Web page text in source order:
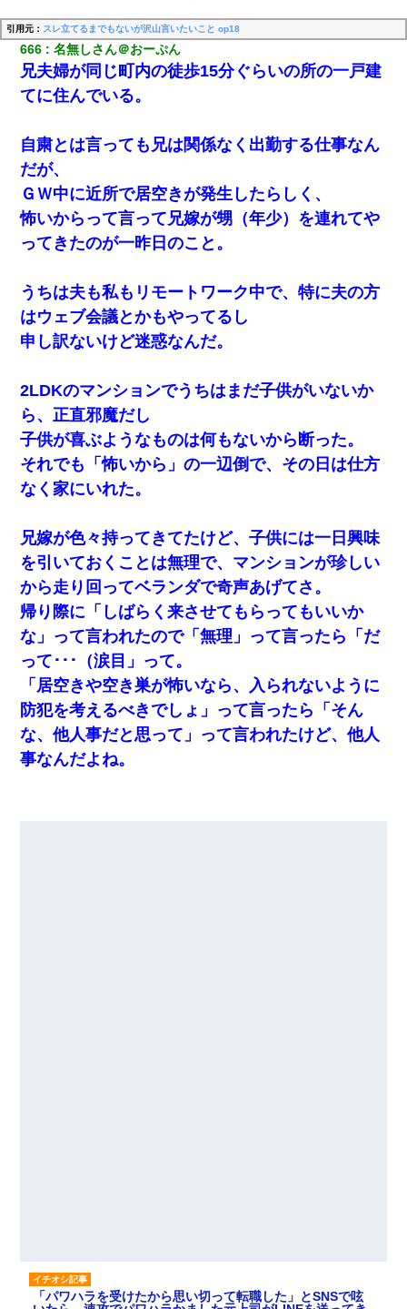
引用元： スレ立てるまでもないが沢山言いたいこと op18
666 名無しさん＠おーぷん
兄夫婦が同じ町内の徒歩15分ぐらいの所の一戸建
てに住んでいる。
自粛とは言っても兄は関係なく出勤する仕事なん
だが、
ＧＷ中に近所で居空きが発生したらしく、
怖いからって言って兄嫁が甥（年少）を連れてや
ってきたのが一昨日のこと。
うちは夫も私もリモートワーク中で、特に夫の方
はウェブ会議とかもやってるし
申し訳ないけど迷惑なんだ。
2LDKのマンションでうちはまだ子供がいないか
ら、正直邪魔だし
子供が喜ぶようなものは何もないから断った。
それでも「怖いから」の一辺倒で、その日は仕方
なく家にいれた。
兄嫁が色々持ってきてたけど、子供には一日興味
を引いておくことは無理で、マンションが珍しい
から走り回ってベランダで奇声あげてさ。
帰り際に「しばらく来させてもらってもいいか
な」って言われたので「無理」って言ったら「だ
って･･･（涙目」って。
「居空きや空き巣が怖いなら、入られないように
防犯を考えるべきでしょ」って言ったら「そん
な、他人事だと思って」って言われたけど、他人
事なんだよね。
「パワハラを受けたから思い切って転職した」とSNSで呟